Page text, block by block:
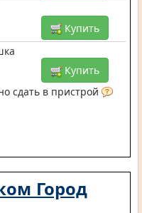
Купить
Купить
сдать в пристрой
Город